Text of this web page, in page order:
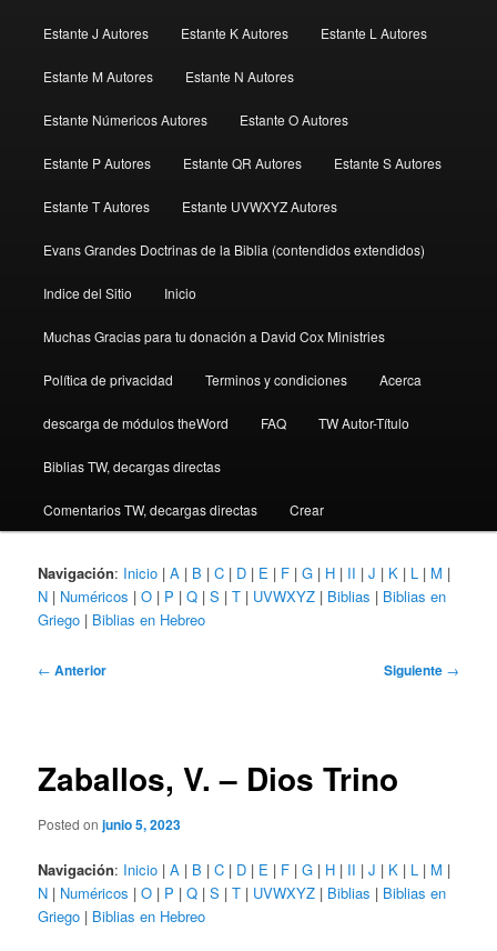
Estante J Autores Estante K Autores Estante L Autores
Estante M Autores Estante N Autores
Estante Númericos Autores Estante O Autores
Estante P Autores Estante QR Autores Estante S Autores
Estante T Autores Estante UVWXYZ Autores
Evans Grandes Doctrinas de la Biblia (contendidos extendidos)
Indice del Sitio Inicio
Muchas Gracias para tu donación a David Cox Ministries
Política de privacidad Terminos y condiciones Acerca
descarga de módulos theWord FAQ TW Autor-Título
Biblias TW, decargas directas
Comentarios TW, decargas directas Crear
Navigación: Inicio |A | B |C | D | E | F |G | H | II |J | K | L | M |
N | Numéricos |O | P |Q |S |T | UVWXYZ | Biblias | Biblias en
Griego | Biblias en Hebreo
Navegación
← Anterior Siguiente →
Zaballos, V. – Dios Trino
Posted onjunio 5, 2023
Navigación: Inicio |A | B |C | D | E | F |G | H | II |J | K | L | M |
N | Numéricos |O | P |Q |S |T | UVWXYZ | Biblias | Biblias en
Griego | Biblias en Hebreo